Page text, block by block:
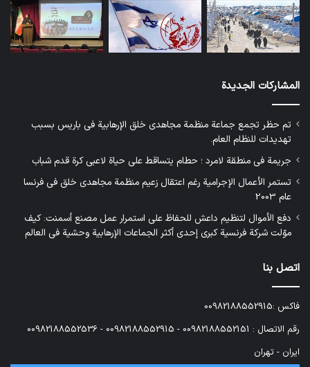
المشاركات الجديدة
تم حظر تجمع جماعة منظمة مجاهدي خلق الإرهابية في باريس بسبب
تهديدات للنظام العام.
جريمة في منطقة لامرد ؛ حطام يتساقط على حياة لاعبي كرة قدم شباب
تستمر الأعمال الإجرامية رغم اعتقال زعيم منظمة مجاهدي خلق في فرنسا
عام 2003
دفع الأموال لتنظيم داعش للحفاظ على استمرار عمل مصنع أسمنت: كيف
موّلت شركة فرنسية كبرى إحدى أكثر الجماعات الإرهابية وحشية في العالم
اتصل بنا
فاكس :00982188552915
رقم الاتصال : 00982188552151 - 00982188552915 - 00982188552536
ایران - تهران